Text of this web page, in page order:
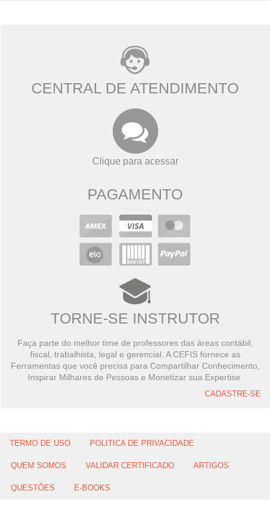
CENTRAL DE ATENDIMENTO
Clique para acessar
PAGAMENTO
TORNE-SE INSTRUTOR
Faça parte do melhor time de professores das áreas contábil,
fiscal, trabalhista, legal e gerencial. A CEFIS fornece as
Ferramentas que você precisa para Compartilhar Conhecimento,
Inspirar Milhares de Pessoas e Monetizar sua Expertise.
CADASTRE-SE
TERMO DE USO POLITICA DE PRIVACIDADE
QUEM SOMOS VALIDAR CERTIFICADO ARTIGOS
QUESTÕES E-BOOKS